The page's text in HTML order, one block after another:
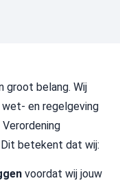
groot belang. Wij
wet- en regelgeving
Dit betekent dat wij:
voordat wij jouw